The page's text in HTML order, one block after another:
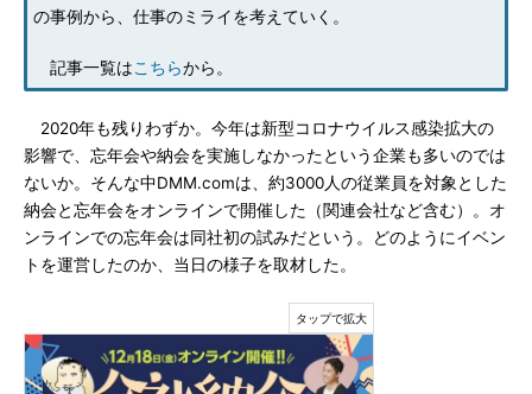
の事例から、仕事のミライを考えていく。
記事一覧はこちらから。
2020年も残りわずか。今年は新型コロナウイルス感染拡大の
影響で、忘年会や納会を実施しなかったという企業も多いのでは
ないか。そんな中DMM.comは、約3000人の従業員を対象とした
納会と忘年会をオンラインで開催した（関連会社など含む）。オ
ンラインでの忘年会は同社初の試みだという。どのようにイベン
トを運営したのか、当日の様子を取材した。